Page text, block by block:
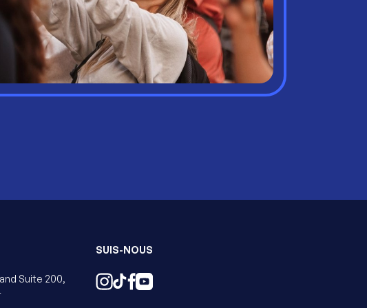
Suite 200,
SUIS-NOUS